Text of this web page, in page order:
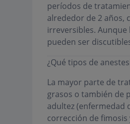
períodos de
alrededor de 2 años,
irreversibles.
pueden ser
¿Qué tipos de
La mayor parte de
grasos o también de
adultez (enfermedad
corrección de